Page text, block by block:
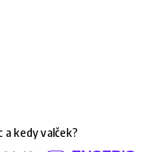
kedy valček?